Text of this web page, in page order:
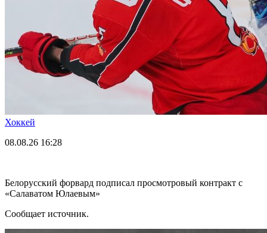
Хоккей
08.08.26 16:28
Белорусский форвард подписал просмотровый контракт с
«Салаватом Юлаевым»
Сообщает источник.